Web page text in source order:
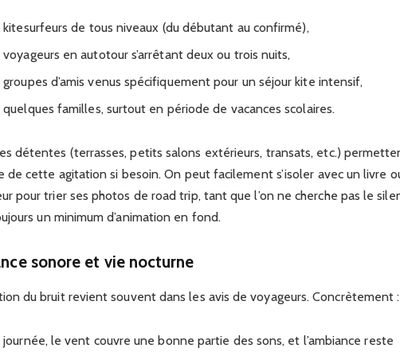
kitesurfeurs de tous niveaux (du débutant au confirmé),
voyageurs en autotour s’arrêtant deux ou trois nuits,
groupes d’amis venus spécifiquement pour un séjour kite intensif,
quelques familles, surtout en période de vacances scolaires.
détentes (terrasses, petits salons extérieurs, transats, etc.)
de cette agitation si besoin. On peut facilement s’isoler avec un livre
pour trier ses photos de road trip, tant que l’on ne cherche pas le
un minimum d’animation en fond.
sonore et vie nocturne
du bruit revient souvent dans les avis de voyageurs. Concrètement :
journée, le vent couvre une bonne partie des sons, et l’ambiance reste